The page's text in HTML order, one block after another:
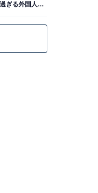
ぎる外国人政